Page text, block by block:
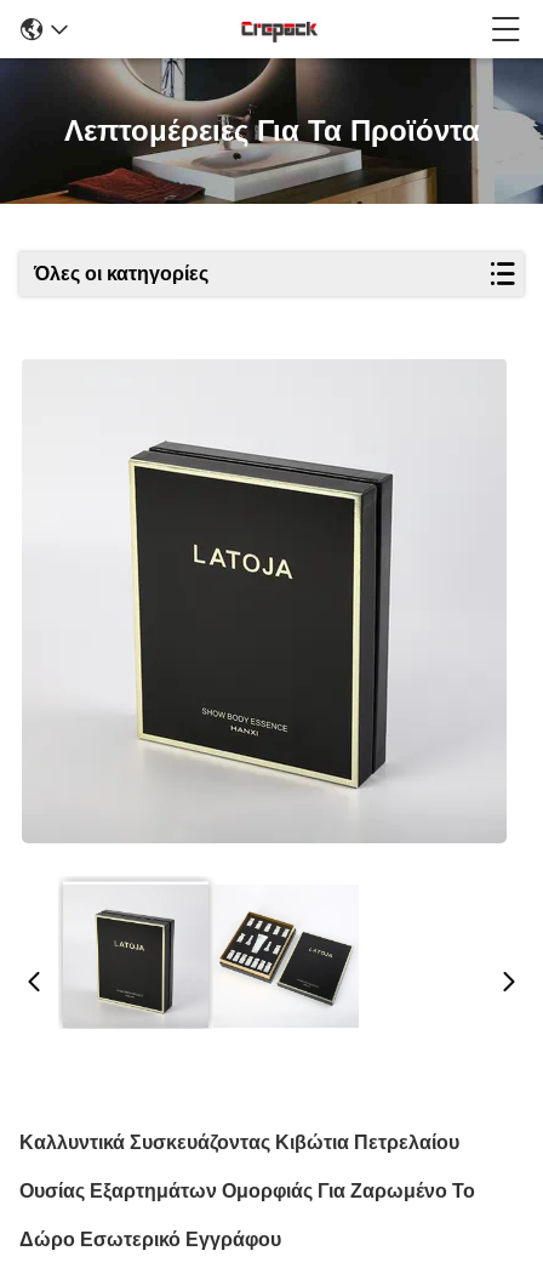
Λεπτομέρειες Για Τα Προϊόντα
Όλες οι κατηγορίες
Καλλυντικά Συσκευάζοντας Κιβώτια Πετρελαίου
Ουσίας Εξαρτημάτων Ομορφιάς Για Ζαρωμένο Το
Δώρο Εσωτερικό Εγγράφου